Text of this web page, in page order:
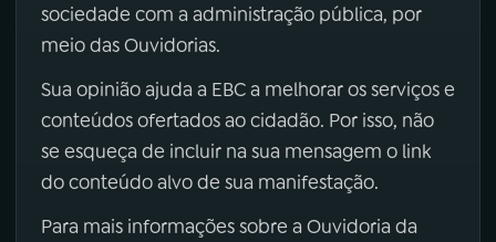
sociedade com a administração pública, por
meio das Ouvidorias.
Sua opinião ajuda a EBC a melhorar os serviços e
conteúdos ofertados ao cidadão. Por isso, não
se esqueça de incluir na sua mensagem o link
do conteúdo alvo de sua manifestação.
Para mais informações sobre a Ouvidoria da